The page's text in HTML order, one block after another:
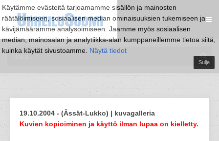
Käytämme evästeitä tarjoamamme sisällön ja mainosten
räätälöimiseen, sosiaalisen median ominaisuuksien tukemiseen ja
kävijämäärämme analysoimiseen. Jaamme myös sosiaalisen
median, mainosalan ja analytiikka-alan kumppaneillemme tietoa siitä,
kuinka käytät sivustoamme. Näytä tiedot
Sulje
19.10.2004 - (Ässät-Lukko) | kuvagalleria
Kuvien kopioiminen ja käyttö ilman lupaa on kielletty.